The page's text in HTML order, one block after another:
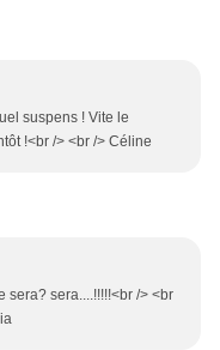
suspens ! Vite le
!<br /> <br /> Céline
sera? sera....!!!!!<br /> <br